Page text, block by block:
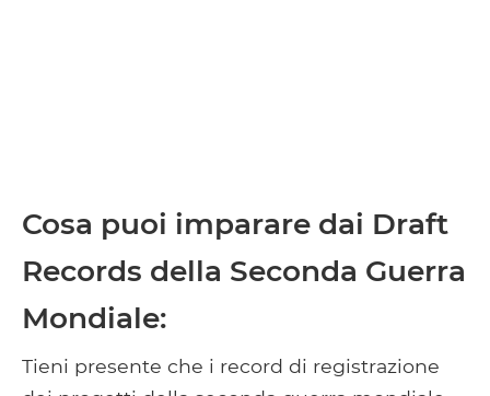
Cosa puoi imparare dai Draft
Records della Seconda Guerra
Mondiale:
Tieni presente che i record di registrazione